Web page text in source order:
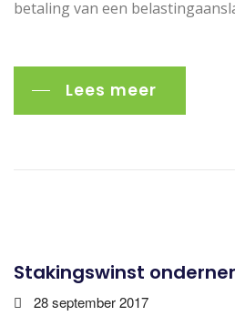
betaling van een
Lees meer
Stakingswinst
28 september 2017